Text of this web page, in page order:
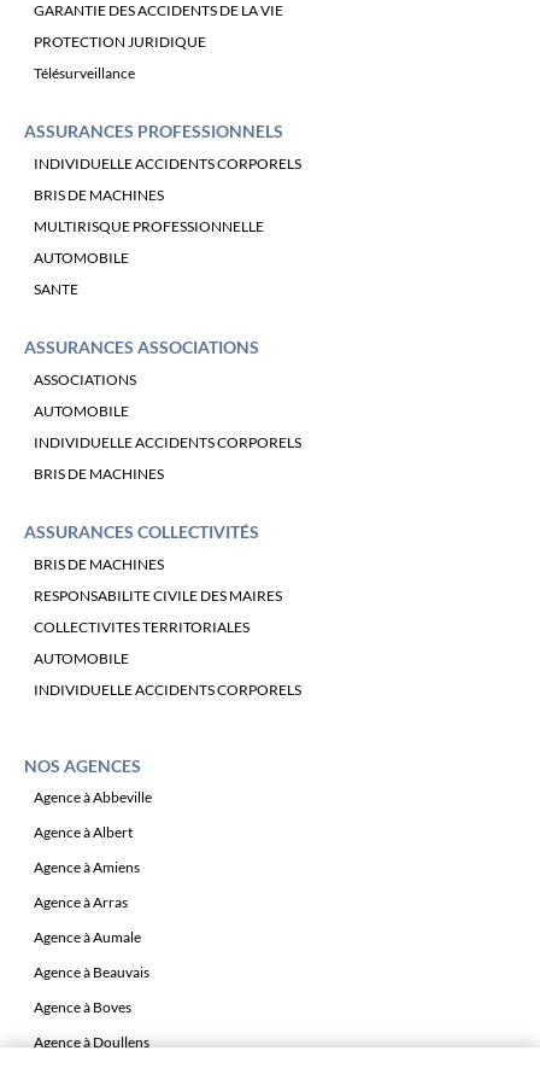
GARANTIE DES ACCIDENTS DE LA VIE
PROTECTION JURIDIQUE
Télésurveillance
ASSURANCES PROFESSIONNELS
INDIVIDUELLE ACCIDENTS CORPORELS
BRIS DE MACHINES
MULTIRISQUE PROFESSIONNELLE
AUTOMOBILE
SANTE
ASSURANCES ASSOCIATIONS
ASSOCIATIONS
AUTOMOBILE
INDIVIDUELLE ACCIDENTS CORPORELS
BRIS DE MACHINES
ASSURANCES COLLECTIVITÉS
BRIS DE MACHINES
RESPONSABILITE CIVILE DES MAIRES
COLLECTIVITES TERRITORIALES
AUTOMOBILE
INDIVIDUELLE ACCIDENTS CORPORELS
NOS AGENCES
Agence à Abbeville
Agence à Albert
Agence à Amiens
Agence à Arras
Agence à Aumale
Agence à Beauvais
Agence à Boves
Agence à Doullens